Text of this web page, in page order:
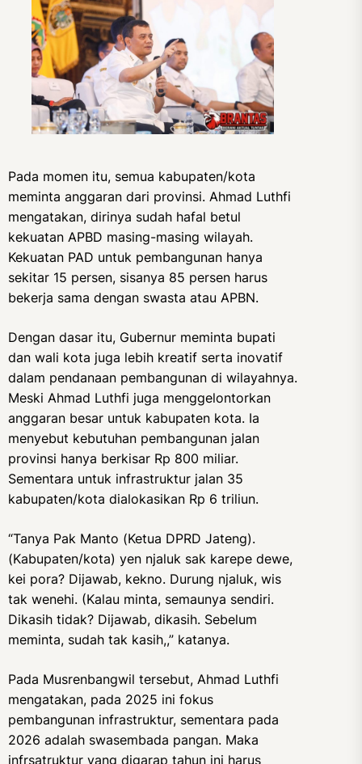
Pada momen itu, semua kabupaten/kota
meminta anggaran dari provinsi. Ahmad Luthfi
mengatakan, dirinya sudah hafal betul
kekuatan APBD masing-masing wilayah.
Kekuatan PAD untuk pembangunan hanya
sekitar 15 persen, sisanya 85 persen harus
bekerja sama dengan swasta atau APBN.
Dengan dasar itu, Gubernur meminta bupati
dan wali kota juga lebih kreatif serta inovatif
dalam pendanaan pembangunan di wilayahnya.
Meski Ahmad Luthfi juga menggelontorkan
anggaran besar untuk kabupaten kota. Ia
menyebut kebutuhan pembangunan jalan
provinsi hanya berkisar Rp 800 miliar.
Sementara untuk infrastruktur jalan 35
kabupaten/kota dialokasikan Rp 6 triliun.
“Tanya Pak Manto (Ketua DPRD Jateng).
(Kabupaten/kota) yen njaluk sak karepe dewe,
kei pora? Dijawab, kekno. Durung njaluk, wis
tak wenehi. (Kalau minta, semaunya sendiri.
Dikasih tidak? Dijawab, dikasih. Sebelum
meminta, sudah tak kasih,,” katanya.
Pada Musrenbangwil tersebut, Ahmad Luthfi
mengatakan, pada 2025 ini fokus
pembangunan infrastruktur, sementara pada
2026 adalah swasembada pangan. Maka
infrsatruktur yang digarap tahun ini harus